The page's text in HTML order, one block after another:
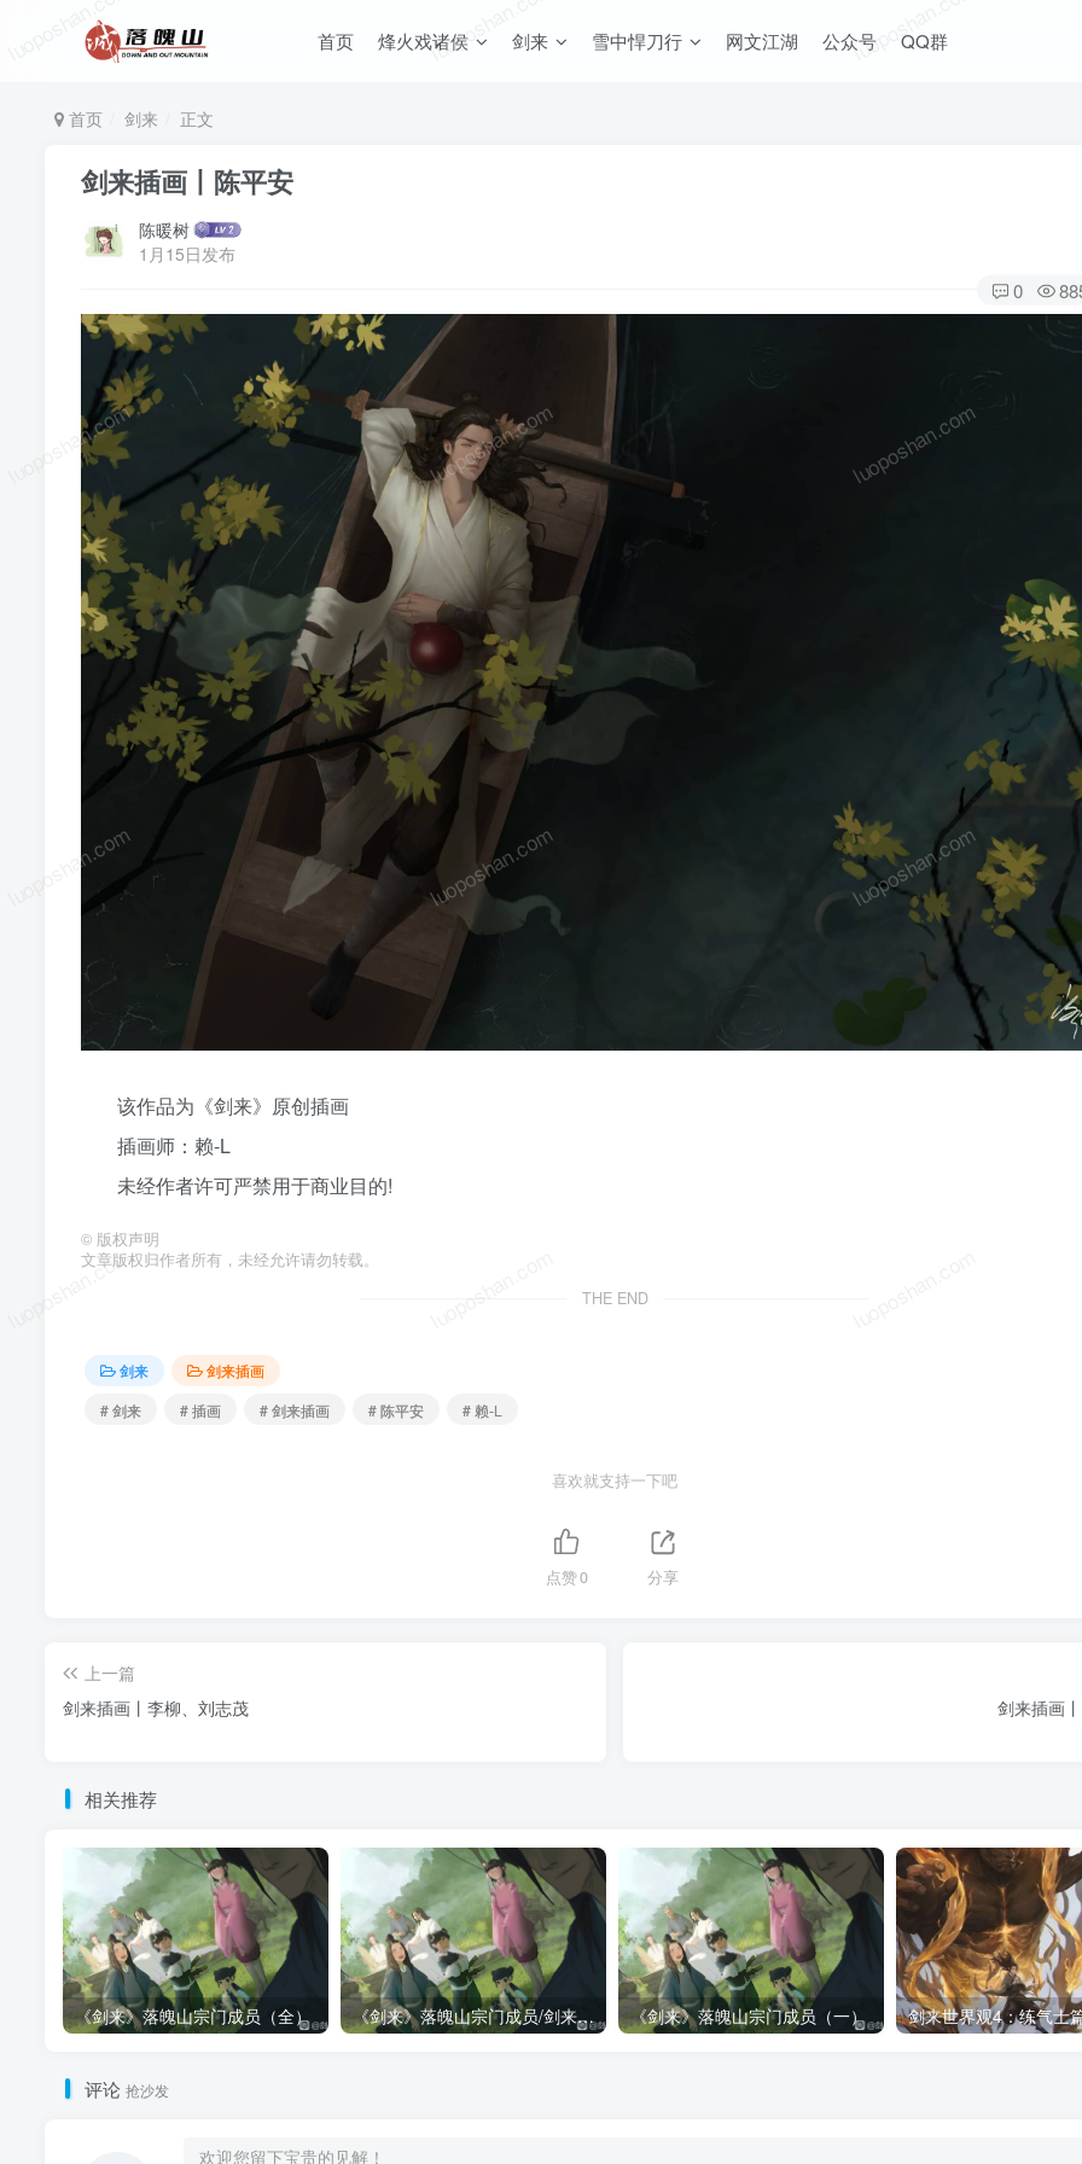
首页 烽火戏诸侯 剑来 雪中悍刀行 网文江湖 公众号 QQ群
首页 剑来 正文
剑来插画丨陈平安
陈暖树
1月15日发布
0
luoposhan.com
luoposhan.com
luoposhan.com
luoposhan.com
luoposhan.com
luoposhan.com
luoposhan.com
luoposhan.com
luoposhan.com
luoposhan.com
luoposhan.com
该作品为《剑来》原创插画
插画师：赖-L
未经作者许可严禁用于商业目的!
© 版权声明
文章版权归作者所有，未经允许请勿转载。
THE END
剑来
剑来插画
# 剑来
# 插画 # 剑来插画 # 陈平安 # 赖-L
喜欢就支持一下吧
点赞0 分享
上一篇
剑来插画丨李柳、刘志茂
剑来插画
相关推荐
《剑来》落魄山宗门成员（全） 《剑来》落魄山宗门成员/剑来落魄山人物一览表（全） 《剑来》落魄山宗门成员（一） 剑来世界观4：练气士
评论 抢沙发